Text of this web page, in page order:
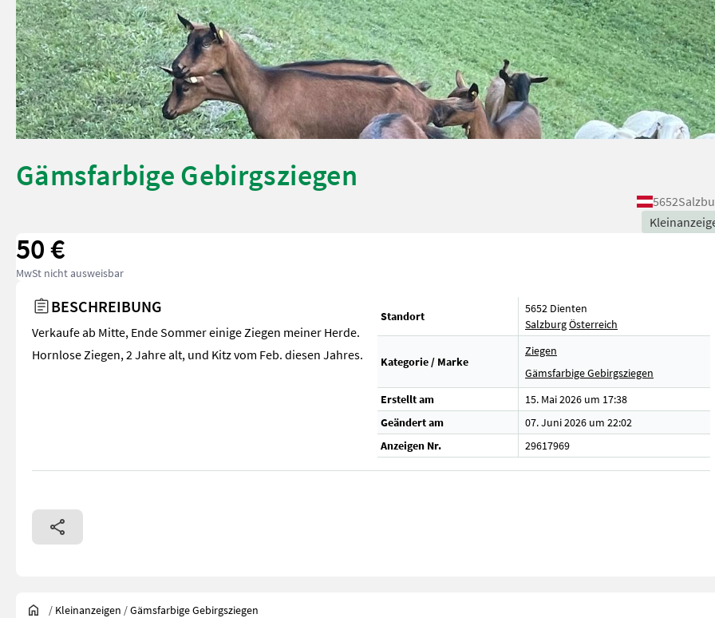
Gämsfarbige Gebirgsziegen
5652
50 €
MwSt nicht ausweisbar
BESCHREIBUNG
Verkaufe ab Mitte, Ende Sommer einige Ziegen meiner Herde.
Hornlose Ziegen, 2 Jahre alt, und Kitz vom Feb. diesen Jahres.
Standort
5652 Dienten
SalzburgÖsterreich
Kategorie / Marke
Ziegen
Gämsfarbige Gebirgsziegen
Erstellt am
15. Mai 2026 um 17:38
Geändert am
07. Juni 2026 um 22:02
Anzeigen Nr.
29617969
/ Kleinanzeigen /Gämsfarbige Gebirgsziegen